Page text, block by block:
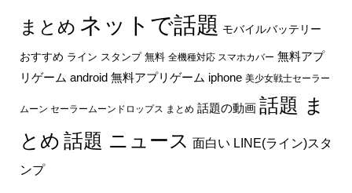
まとめ ネットで話題 モバイルバッテリー
おすすめ ライン スタンプ 無料 全機種対応 スマホカバー 無料アプ
リゲーム android 無料アプリゲーム iphone 美少女戦士セーラー
ムーン セーラームーンドロップス まとめ 話題の動画 話題 ま
とめ 話題 ニュース 面白い LINE(ライン)スタ
ンプ